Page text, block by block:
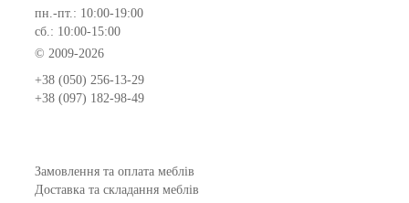
пн.-пт.: 10:00-19:00
сб.: 10:00-15:00
© 2009-2026
+38 (050) 256-13-29
+38 (097) 182-98-49
Замовлення та оплата меблів
Доставка та складання меблів